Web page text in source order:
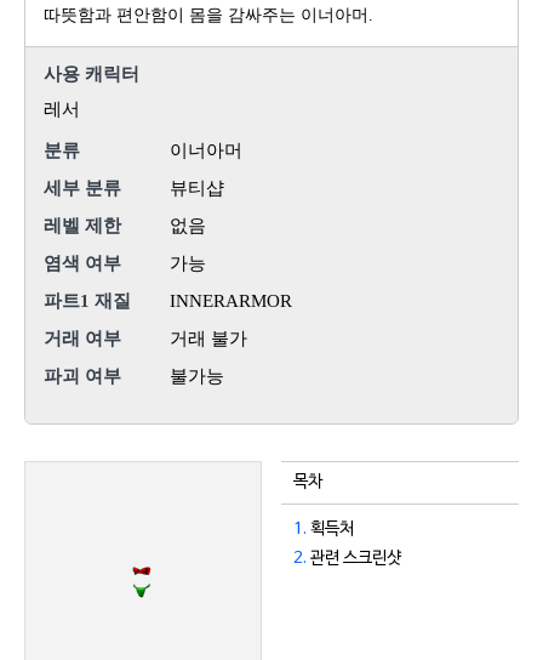
따뜻함과 편안함이 몸을 감싸주는 이너아머.
사용 캐릭터
레서
분류
이너아머
세부 분류
뷰티샵
레벨 제한
없음
염색 여부
가능
파트1 재질
INNERARMOR
거래 여부
거래 불가
파괴 여부
불가능
목차
1. 획득처
2. 관련 스크린샷